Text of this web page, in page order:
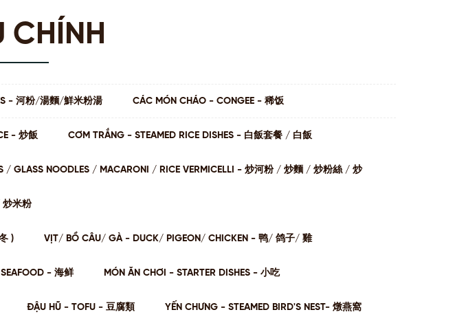
CHÍNH
- 河粉/湯麵/鮮米粉湯 CÁC MÓN CHÁO - CONGEE - 稀饭
- 炒飯 CƠM TRẮNG - STEAMED RICE DISHES - ⽩飯套餐 / ⽩飯
/ GLASS NOODLES / MACARONI / RICE VERMICELLI - 炒河粉 / 炒麵 / 炒粉絲 / 炒
⽶粉
) VỊT/ BỒ CÂU/ GÀ - DUCK/ PIGEON/ CHICKEN - 鸭/ 鸽子/ 雞
- 海鲜 MÓN ĂN CHƠI - STARTER DISHES - 小吃
ĐẬU HŨ - TOFU - 豆腐類 YẾN CHƯNG - STEAMED BIRD'S NEST- 燉燕窩